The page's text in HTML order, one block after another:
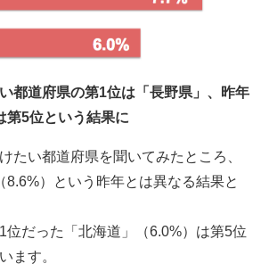
都道府県の第1位は「長野県」、昨年
第5位という結果に
たい都道府県を聞いてみたところ、
8.6%）という昨年とは異なる結果と
位だった「北海道」（6.0%）は第5位
ます。